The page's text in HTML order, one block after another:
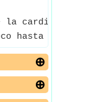
cardioide.
hasta cualquier